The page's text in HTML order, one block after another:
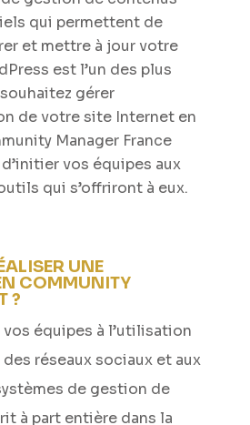
qui permettent de
et mettre à jour votre
est l’un des plus
gérer
de votre site Internet en
Manager France
vos équipes aux
qui s’offriront à eux.
UNE
COMMUNITY
?
équipes à l’utilisation
réseaux sociaux et aux
de gestion de
à part entière dans la